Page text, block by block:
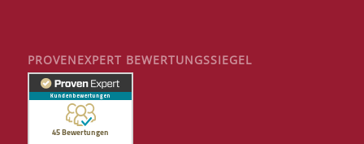
PROVENEXPERT BEWERTUNGSSIEGEL